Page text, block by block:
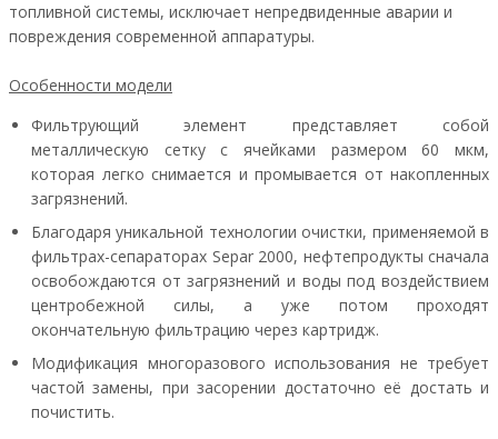
топливной системы, исключает непредвиденные аварии и
повреждения современной аппаратуры.
Особенности модели
Фильтрующий элемент представляет собой
металлическую сетку с ячейками размером 60 мкм,
которая легко снимается и промывается от накопленных
загрязнений.
Благодаря уникальной технологии очистки, применяемой в
фильтрах-сепараторах Separ 2000, нефтепродукты сначала
освобождаются от загрязнений и воды под воздействием
центробежной силы, а уже потом проходят
окончательную фильтрацию через картридж.
Модификация многоразового использования не требует
частой замены, при засорении достаточно её достать и
почистить.